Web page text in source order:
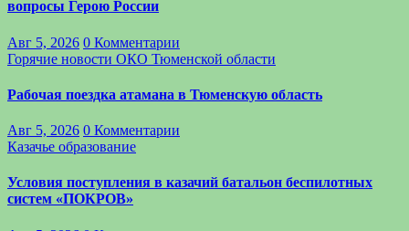
вопросы Герою России
Авг 5, 2026 0 Комментарии
Горячие новости ОКО Тюменской области
Рабочая поездка атамана в Тюменскую область
Авг 5, 2026 0 Комментарии
Казачье образование
Условия поступления в казачий батальон беспилотных
систем «ПОКРОВ»